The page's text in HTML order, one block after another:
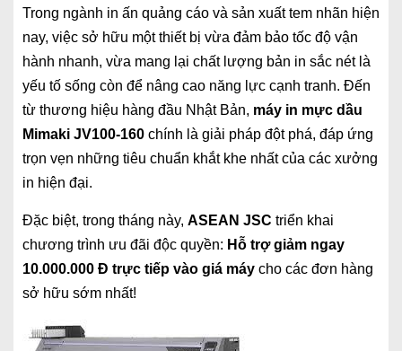
Trong ngành in ấn quảng cáo và sản xuất tem nhãn hiện
nay, việc sở hữu một thiết bị vừa đảm bảo tốc độ vận
hành nhanh, vừa mang lại chất lượng bản in sắc nét là
yếu tố sống còn để nâng cao năng lực cạnh tranh. Đến
từ thương hiệu hàng đầu Nhật Bản, máy in mực dầu
Mimaki JV100-160 chính là giải pháp đột phá, đáp ứng
trọn vẹn những tiêu chuẩn khắt khe nhất của các xưởng
in hiện đại.
Đặc biệt, trong tháng này, ASEAN JSC triển khai
chương trình ưu đãi độc quyền: Hỗ trợ giảm ngay
10.000.000 Đ trực tiếp vào giá máy cho các đơn hàng
sở hữu sớm nhất!